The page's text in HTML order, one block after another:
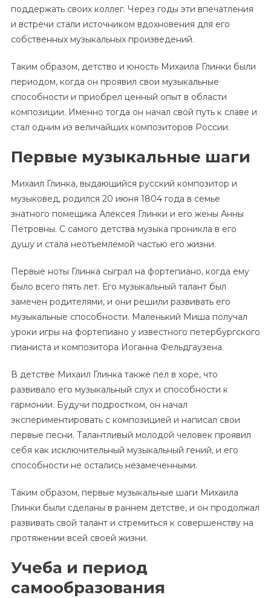
поддержать своих коллег. Через годы эти впечатления
и встречи стали источником вдохновения для его
собственных музыкальных произведений.
Таким образом, детство и юность Михаила Глинки были
периодом, когда он проявил свои музыкальные
способности и приобрел ценный опыт в области
композиции. Именно тогда он начал свой путь к славе и
стал одним из величайших композиторов России.
Первые музыкальные шаги
Михаил Глинка, выдающийся русский композитор и
музыковед, родился 20 июня 1804 года в семье
знатного помещика Алексея Глинки и его жены Анны
Петровны. С самого детства музыка проникла в его
душу и стала неотъемлемой частью его жизни.
Первые ноты Глинка сыграл на фортепиано, когда ему
было всего пять лет. Его музыкальный талант был
замечен родителями, и они решили развивать его
музыкальные способности. Маленький Миша получал
уроки игры на фортепиано у известного петербургского
пианиста и композитора Иоганна Фельдгаузена.
В детстве Михаил Глинка также пел в хоре, что
развивало его музыкальный слух и способности к
гармонии. Будучи подростком, он начал
экспериментировать с композицией и написал свои
первые песни. Талантливый молодой человек проявил
себя как исключительный музыкальный гений, и его
способности не остались незамеченными.
Таким образом, первые музыкальные шаги Михаила
Глинки были сделаны в раннем детстве, и он продолжал
развивать свой талант и стремиться к совершенству на
протяжении всей своей жизни.
Учеба и период
самообразования